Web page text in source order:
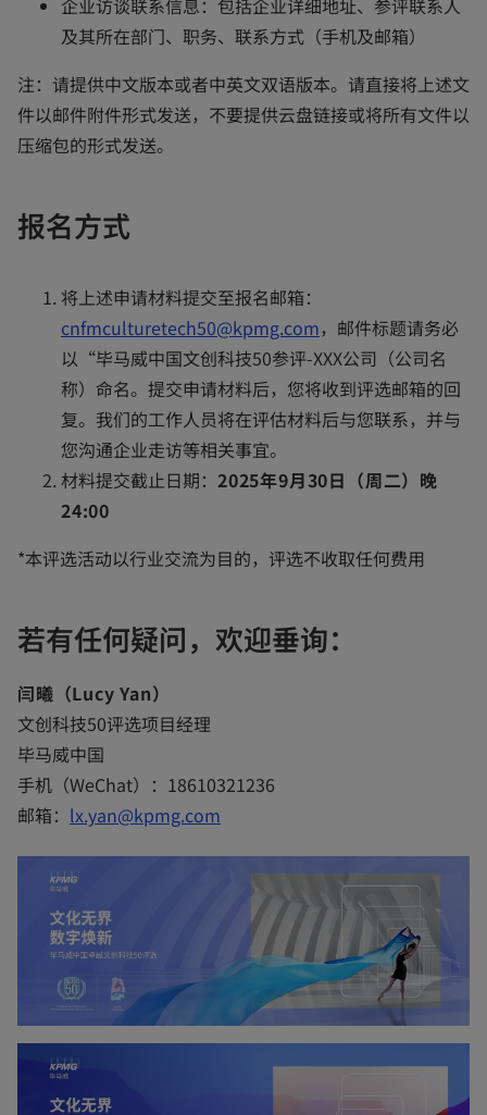
及其所在部门、职务、联系方式（手机及邮箱）
注：请提供中文版本或者中英文双语版本。请直接将上述文
件以邮件附件形式发送，不要提供云盘链接或将所有文件以
压缩包的形式发送。
报名方式
将上述申请材料提交至报名邮箱：
cnfmculturetech50@kpmg.com，邮件标题请务必
以“毕马威中国文创科技50参评-XXX公司（公司名
称）命名。提交申请材料后，您将收到评选邮箱的回
复。我们的工作人员将在评估材料后与您联系，并与
您沟通企业走访等相关事宜。
材料提交截止日期： 2025年9月30日（周二）晚
24:00
*本评选活动以行业交流为目的，评选不收取任何费用
若有任何疑问，欢迎垂询：
闫曦（Lucy Yan）
文创科技50评选项目经理
毕马威中国
手机（WeChat）：18610321236
邮箱： lx.yan@kpmg.com